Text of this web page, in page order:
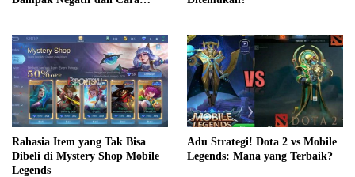
Rahasia Item yang Tak Bisa
Dibeli di Mystery Shop Mobile
Legends
Adu Strategi! Dota 2 vs Mobile
Legends: Mana yang Terbaik?